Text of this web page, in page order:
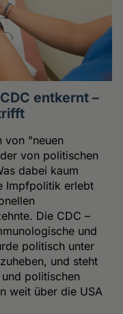
entkernt –
von "neuen
von politischen
dabei kaum
Impfpolitik erlebt
Die CDC –
und
politisch unter
und steht
politischen
weit über die USA